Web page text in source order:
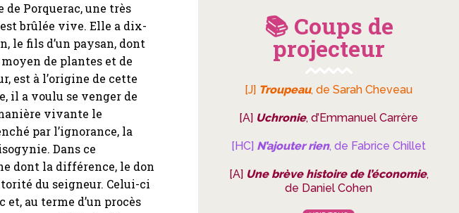
Porquerac, une très
brûlée vive. Elle a dix-
le fils d’un paysan, dont
de plantes et de
est à l’origine de cette
il a voulu se venger de
vivante le
par l’ignorance, la
Dans ce
dont la différence, le don
du seigneur. Celui-ci
et, au terme d’un procès
📚 Coups de
projecteur
[J] Troupeau, de Sarah Cheveau
[A] Uchronie, d’Emmanuel Carrère
[HC] N’ajouter rien, de Fabrice Chillet
[A] Une brève histoire de l’économie,
de Daniel Cohen